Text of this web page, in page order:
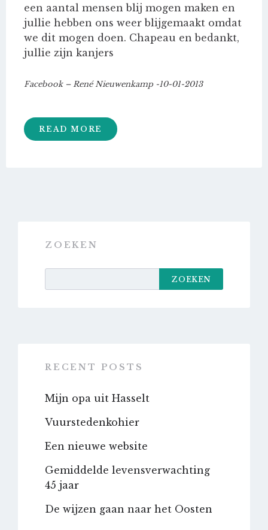
een aantal mensen blij mogen maken en
jullie hebben ons weer blijgemaakt omdat
we dit mogen doen. Chapeau en bedankt,
jullie zijn kanjers
Facebook – René Nieuwenkamp -10-01-2013
READ MORE
ZOEKEN
ZOEKEN
RECENT POSTS
Mijn opa uit Hasselt
Vuurstedenkohier
Een nieuwe website
Gemiddelde levensverwachting
45 jaar
De wijzen gaan naar het Oosten